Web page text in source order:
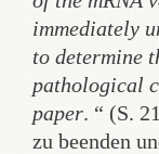
immediately
to determine
pathological
paper. “ (S.
zu beenden